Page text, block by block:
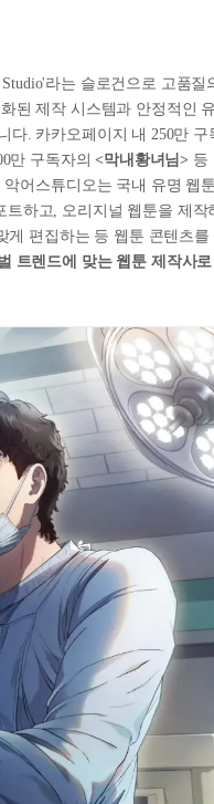
Studio'라는 슬로건으로 고품질
된 제작 시스템과 안정적인
다. 카카오페이지 내 250만 구
만 구독자의<막내황녀님> 등
어스튜디오는 국내 유명 웹
트하고, 오리지널 웹툰을 제작
게 편집하는 등 웹툰 콘텐츠를
트렌드에 맞는 웹툰 제작사로